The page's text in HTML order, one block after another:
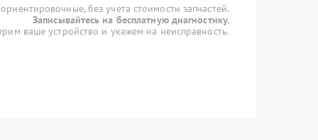
без учета стоимости запчастей.
Записывайтесь на бесплатную диагностику.
ваше устройство и укажем на неисправность.